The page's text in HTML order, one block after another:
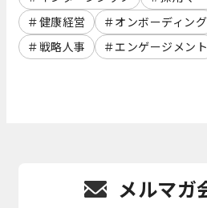
健康経営
オンボーディング
戦略人事
エンゲージメント
メルマガ